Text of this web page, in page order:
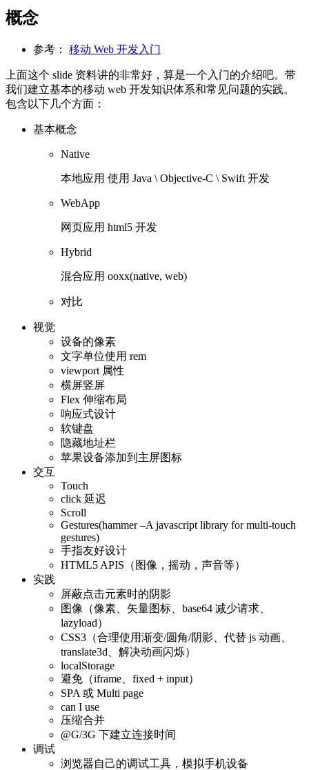
概念
参考： 移动 Web 开发入门
上面这个 slide 资料讲的非常好，算是一个入门的介绍吧。带
我们建立基本的移动 web 开发知识体系和常见问题的实践。
包含以下几个方面：
基本概念
Native
本地应用 使用 Java \ Objective-C \ Swift 开发
WebApp
网页应用 html5 开发
Hybrid
混合应用 ooxx(native, web)
对比
视觉
设备的像素
文字单位使用 rem
viewport 属性
横屏竖屏
Flex 伸缩布局
响应式设计
软键盘
隐藏地址栏
苹果设备添加到主屏图标
交互
Touch
click 延迟
Scroll
Gestures(hammer –A javascript library for multi-touch
gestures)
手指友好设计
HTML5 APIS（图像，摇动，声音等）
实践
屏蔽点击元素时的阴影
图像（像素、矢量图标、base64 减少请求、
lazyload）
CSS3（合理使用渐变/圆角/阴影、代替 js 动画、
translate3d、解决动画闪烁）
localStorage
避免（iframe、fixed + input）
SPA 或 Multi page
can I use
压缩合并
@G/3G 下建立连接时间
调试
浏览器自己的调试工具，模拟手机设备